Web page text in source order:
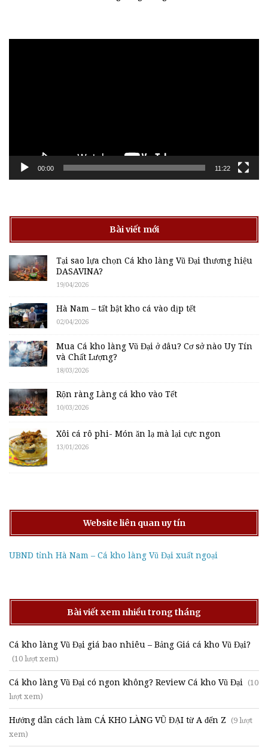
00:00 11:22
Bài viết mới
Tại sao lựa chọn Cá kho làng Vũ Đại thương hiệu
DASAVINA?
19/04/2026
Hà Nam – tất bật kho cá vào dịp tết
02/04/2026
Mua Cá kho làng Vũ Đại ở đâu? Cơ sở nào Uy Tín
và Chất Lượng?
18/03/2026
Rộn ràng Làng cá kho vào Tết
10/03/2026
Xôi cá rô phi- Món ăn lạ mà lại cực ngon
13/01/2026
Website liên quan uy tín
UBND tỉnh Hà Nam – Cá kho làng Vũ Đại xuất ngoại
Bài viết xem nhiều trong tháng
Cá kho làng Vũ Đại giá bao nhiêu – Bảng Giá cá kho Vũ Đại?
(10 lượt xem)
Cá kho làng Vũ Đại có ngon không? Review Cá kho Vũ Đại (10
lượt xem)
Hướng dẫn cách làm CÁ KHO LÀNG VŨ ĐẠI từ A đến Z (9 lượt
xem)